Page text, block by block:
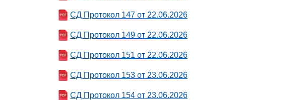
СД Протокол 147 от 22.06.2026
СД Протокол 149 от 22.06.2026
СД Протокол 151 от 22.06.2026
СД Протокол 153 от 23.06.2026
СД Протокол 154 от 23.06.2026